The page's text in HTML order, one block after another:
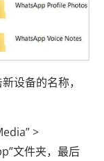
设备的名称，
>
文件夹，最后